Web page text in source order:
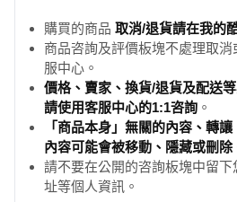
購買的商品 取消/退貨請在我的
商品咨詢及評價板塊不處理取
服中心。
價格、賣家、換貨/退貨及配送
請使用客服中心的1:1咨詢 。
「商品本身」無關的內容、轉
內容可能會被移動、隱藏或刪除
請不要在公開的咨詢板塊中留
址等個人資訊。